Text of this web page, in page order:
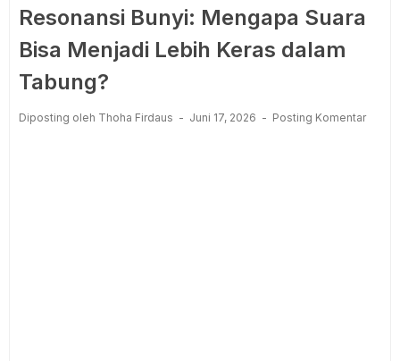
Resonansi Bunyi: Mengapa Suara
Bisa Menjadi Lebih Keras dalam
Tabung?
Diposting oleh Thoha Firdaus Juni 17, 2026 Posting Komentar